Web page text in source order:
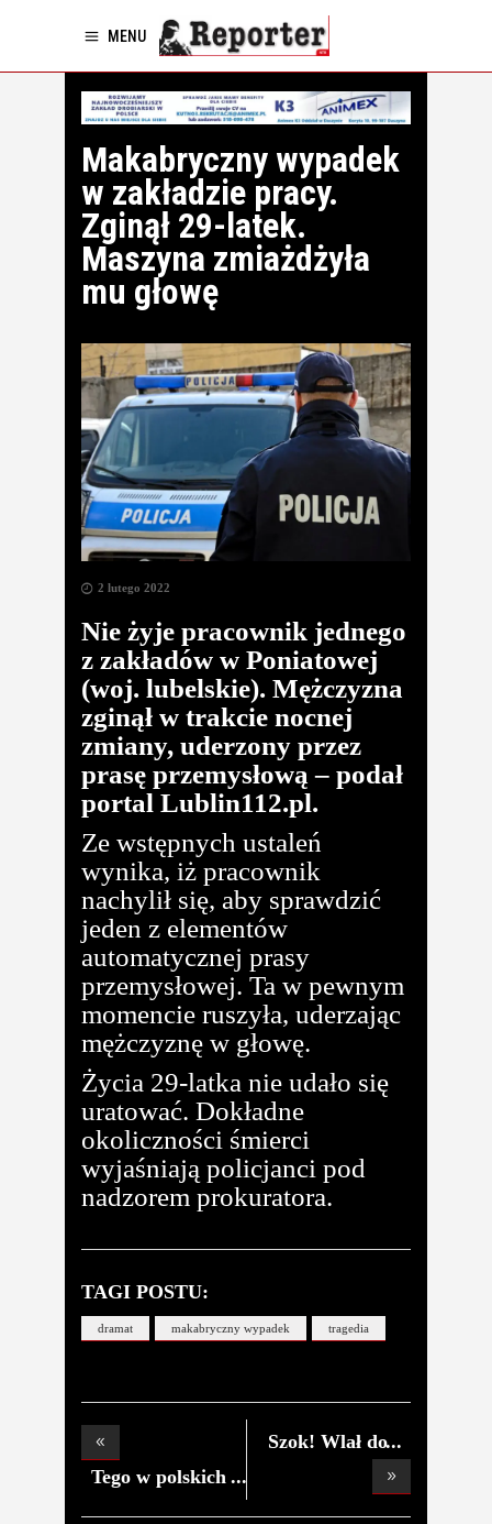
MENU
Makabryczny wypadek
w zakładzie pracy.
Zginął 29-latek.
Maszyna zmiażdżyła
mu głowę
2 lutego 2022
Nie żyje pracownik jednego
z zakładów w Poniatowej
(woj. lubelskie). Mężczyzna
zginął w trakcie nocnej
zmiany, uderzony przez
prasę przemysłową – podał
portal Lublin112.pl.
Ze wstępnych ustaleń
wynika, iż pracownik
nachylił się, aby sprawdzić
jeden z elementów
automatycznej prasy
przemysłowej. Ta w pewnym
momencie ruszyła, uderzając
mężczyznę w głowę.
Życia 29-latka nie udało się
uratować. Dokładne
okoliczności śmierci
wyjaśniają policjanci pod
nadzorem prokuratora.
TAGI POSTU:
dramat makabryczny wypadek tragedia
Tego w polskich
skle
Szok! Wlał do